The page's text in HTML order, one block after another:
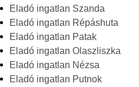
Eladó ingatlan Szanda
Eladó ingatlan Répáshuta
Eladó ingatlan Patak
Eladó ingatlan Olaszliszka
Eladó ingatlan Nézsa
Eladó ingatlan Putnok